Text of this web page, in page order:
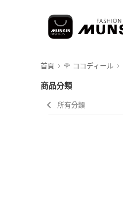
首頁 🌹 ココディール
商品分類
所有分類